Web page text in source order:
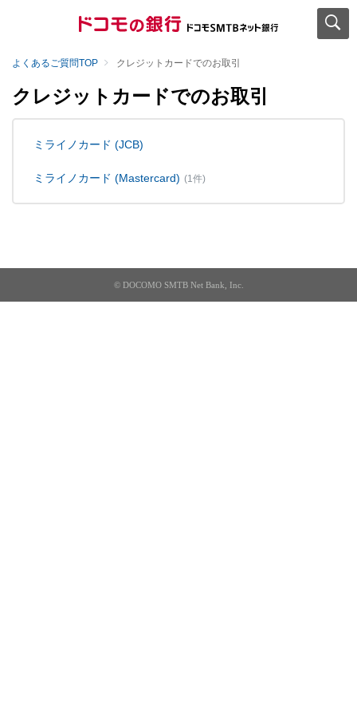
よくあるご質問TOP クレジットカードでのお取引
クレジットカードでのお取引
ミライノカード (JCB)
ミライノカード (Mastercard) (1件)
© DOCOMO SMTB Net Bank, Inc.